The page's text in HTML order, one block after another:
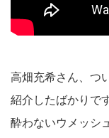
高畑充希さん、つ
紹介したばかりで
酔わないウメッシ